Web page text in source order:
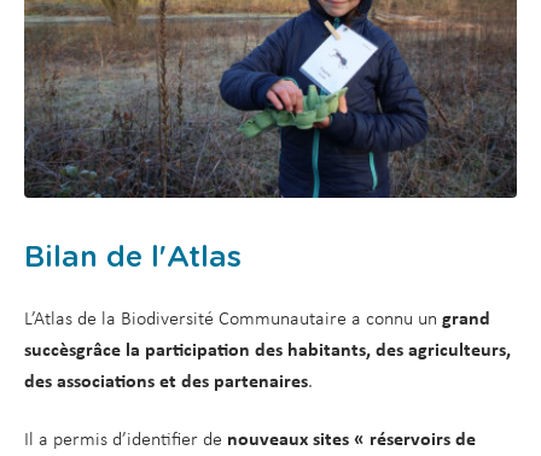
Bilan de l'Atlas
L’Atlas de la Biodiversité Communautaire a connu un grand
succèsgrâce la participation des habitants, des agriculteurs,
des associations et des partenaires.
Il a permis d’identifier de nouveaux sites « réservoirs de